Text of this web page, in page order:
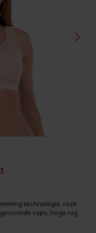
technologie, roze
cups, hoge rug